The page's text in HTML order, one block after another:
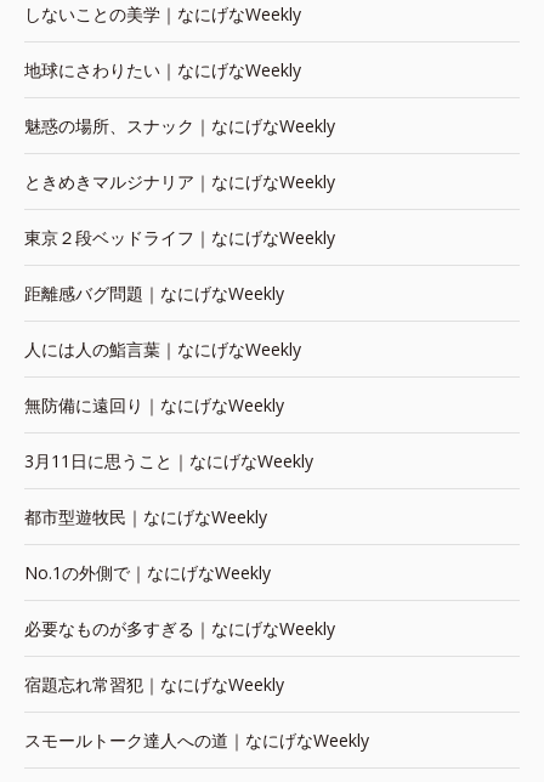
しないことの美学｜なにげなWeekly
地球にさわりたい｜なにげなWeekly
魅惑の場所、スナック｜なにげなWeekly
ときめきマルジナリア｜なにげなWeekly
東京２段ベッドライフ｜なにげなWeekly
距離感バグ問題｜なにげなWeekly
人には人の鮨言葉｜なにげなWeekly
無防備に遠回り｜なにげなWeekly
3月11日に思うこと｜なにげなWeekly
都市型遊牧民｜なにげなWeekly
No.1の外側で｜なにげなWeekly
必要なものが多すぎる｜なにげなWeekly
宿題忘れ常習犯｜なにげなWeekly
スモールトーク達人への道｜なにげなWeekly